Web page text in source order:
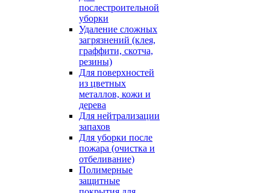
послестроительной
уборки
Удаление сложных
загрязнений (клея,
граффити, скотча,
резины)
Для поверхностей
из цветных
металлов, кожи и
дерева
Для нейтрализации
запахов
Для уборки после
пожара (очистка и
отбеливание)
Полимерные
защитные